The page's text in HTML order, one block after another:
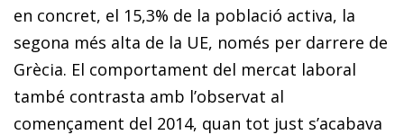
en concret, el 15,3% de la població activa, la
segona més alta de la UE, només per darrere de
Grècia. El comportament del mercat laboral
també contrasta amb l’observat al
començament del 2014, quan tot just s’acabava